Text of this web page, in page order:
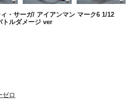
・サーガ/ アイアンマン マーク6 1/12
トルダメージ ver
ゼロ